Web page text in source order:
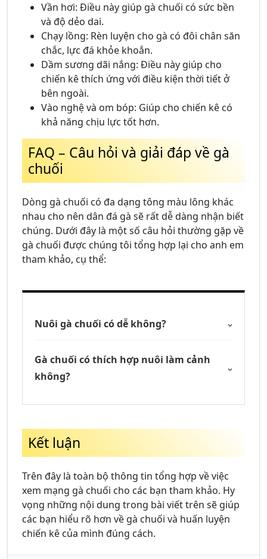
Vần hơi: Điều này giúp gà chuối có sức bền
và độ dẻo dai.
Chạy lồng: Rèn luyện cho gà có đôi chân săn
chắc, lực đá khỏe khoắn.
Dầm sương dãi nắng: Điều này giúp cho
chiến kê thích ứng với điều kiện thời tiết ở
bên ngoài.
Vào nghệ và om bóp: Giúp cho chiến kê có
khả năng chịu lực tốt hơn.
FAQ – Câu hỏi và giải đáp về gà
chuối
Dòng gà chuối có đa dạng tông màu lông khác
nhau cho nên dân đá gà sẽ rất dễ dàng nhận biết
chúng. Dưới đây là một số câu hỏi thường gặp về
gà chuối được chúng tôi tổng hợp lại cho anh em
tham khảo, cụ thể:
Nuôi gà chuối có dễ không?
Gà chuối có thích hợp nuôi làm cảnh
không?
Kết luận
Trên đây là toàn bộ thông tin tổng hợp về việc
xem mạng gà chuối cho các bạn tham khảo. Hy
vọng những nội dung trong bài viết trên sẽ giúp
các bạn hiểu rõ hơn về gà chuối và huấn luyện
chiến kê của mình đúng cách.